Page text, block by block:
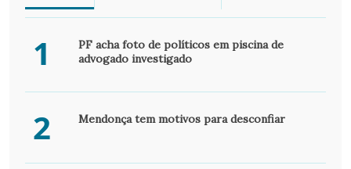
1
PF acha foto de políticos em piscina de
advogado investigado
2 Mendonça tem motivos para desconfiar